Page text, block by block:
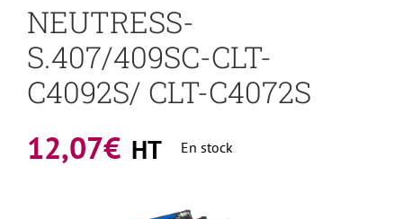
NEUTRESS-
S.407/409SC-CLT-
C4092S/ CLT-C4072S
12,07€ HT En stock